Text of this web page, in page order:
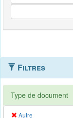
Filtres
Type de document
Autre